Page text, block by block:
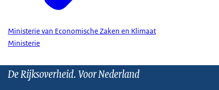
Ministerie van Economische Zaken en Klimaat
Ministerie
De Rijksoverheid. Voor Nederland